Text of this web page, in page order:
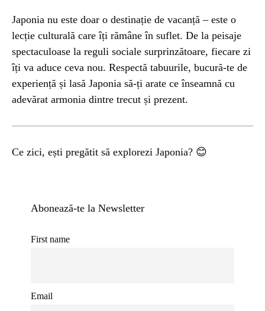
Japonia nu este doar o destinație de vacanță – este o
lecție culturală care îți rămâne în suflet. De la peisaje
spectaculoase la reguli sociale surprinzătoare, fiecare zi
îți va aduce ceva nou. Respectă tabuurile, bucură-te de
experiență și lasă Japonia să-ți arate ce înseamnă cu
adevărat armonia dintre trecut și prezent.
Ce zici, ești pregătit să explorezi Japonia? 😊
Abonează-te la Newsletter
First name
Email